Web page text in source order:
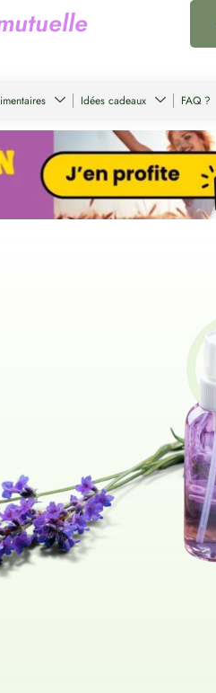
utuelle
Idées cadeaux FAQ ?